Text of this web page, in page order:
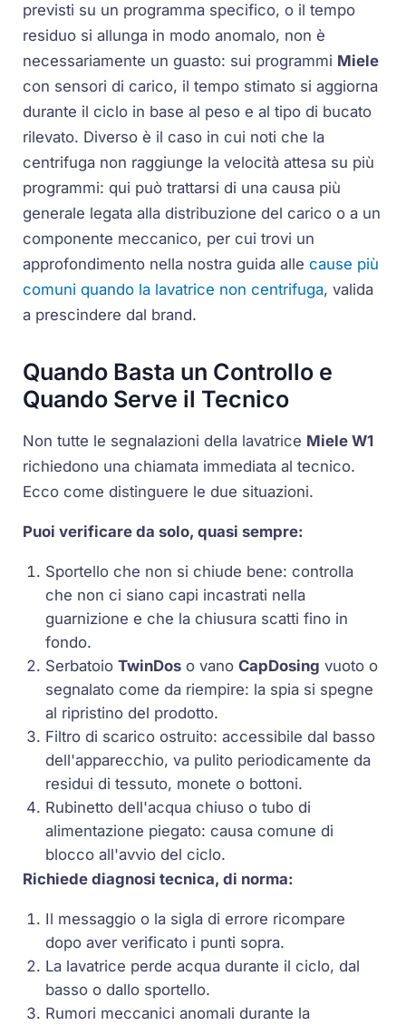
previsti su un programma specifico, o il tempo
residuo si allunga in modo anomalo, non è
necessariamente un guasto: sui programmi Miele
con sensori di carico, il tempo stimato si aggiorna
durante il ciclo in base al peso e al tipo di bucato
rilevato. Diverso è il caso in cui noti che la
centrifuga non raggiunge la velocità attesa su più
programmi: qui può trattarsi di una causa più
generale legata alla distribuzione del carico o a un
componente meccanico, per cui trovi un
approfondimento nella nostra guida allecause più
comuni quando la lavatrice non centrifuga, valida
a prescindere dal brand.
Quando Basta un Controllo e
Quando Serve il Tecnico
Non tutte le segnalazioni della lavatrice Miele W1
richiedono una chiamata immediata al tecnico.
Ecco come distinguere le due situazioni.
Puoi verificare da solo, quasi sempre:
Sportello che non si chiude bene: controlla
che non ci siano capi incastrati nella
guarnizione e che la chiusura scatti fino in
fondo.
SerbatoioTwinDos o vanoCapDosing vuoto o
segnalato come da riempire: la spia si spegne
al ripristino del prodotto.
Filtro di scarico ostruito: accessibile dal basso
dell'apparecchio, va pulito periodicamente da
residui di tessuto, monete o bottoni.
Rubinetto dell'acqua chiuso o tubo di
alimentazione piegato: causa comune di
blocco all'avvio del ciclo.
Richiede diagnosi tecnica, di norma:
Il messaggio o la sigla di errore ricompare
dopo aver verificato i punti sopra.
La lavatrice perde acqua durante il ciclo, dal
basso o dallo sportello.
Rumori meccanici anomali durante la